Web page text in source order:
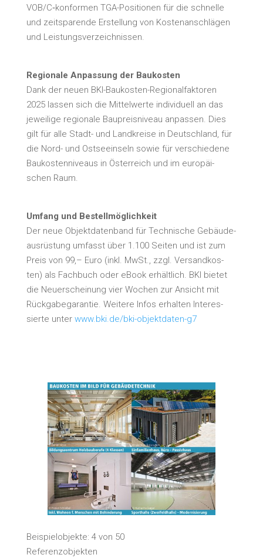
VOB/C‑konformen TGA-Posi­tio­nen für die schnel­le
und zeit­spa­ren­de Erstel­lung von Kos­ten­an­schlä­gen
und Leistungsverzeichnissen.
Regio­na­le Anpas­sung der Bau­kos­ten
Dank der neu­en BKI-Bau­kos­ten-Regio­nal­fak­to­ren
2025 las­sen sich die Mit­tel­wer­te indi­vi­du­ell an das
jewei­li­ge regio­na­le Bau­preis­ni­veau anpas­sen. Dies
gilt für alle Stadt- und Land­krei­se in Deutsch­land, für
die Nord- und Ost­see­inseln sowie für ver­schie­de­ne
Bau­kos­ten­ni­veaus in Öster­reich und im euro­päi­
schen Raum.
Umfang und Bestell­mög­lich­keit
Der neue Objekt­da­ten­band für Tech­ni­sche Gebäu­de­
aus­rüs­tung umfasst über 1.100 Sei­ten und ist zum
Preis von 99,– Euro (inkl. MwSt., zzgl. Ver­sand­kos­
ten) als Fach­buch oder eBook erhält­lich. BKI bie­tet
die Neu­erschei­nung vier Wochen zur Ansicht mit
Rück­ga­be­ga­ran­tie. Wei­te­re Infos erhal­ten Inter­es­
sier­te unter www.bki.de/bki-objektdaten-g7
Bei­spiel­ob­jek­te: 4 von 50
Referenzobjekten